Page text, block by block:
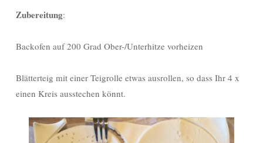
Zubereitung:
Backofen auf 200 Grad Ober-/Unterhitze vorheizen
Blätterteig mit einer Teigrolle etwas ausrollen, so dass Ihr 4 x
einen Kreis ausstechen könnt.